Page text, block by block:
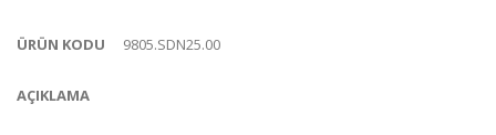
ÜRÜN KODU 9805.SDN25.00
AÇIKLAMA